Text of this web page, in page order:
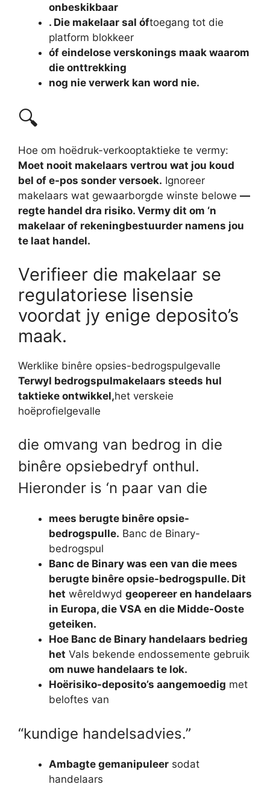
onbeskikbaar
. Die makelaar sal óftoegang tot die
platform blokkeer
óf eindelose verskonings maak waarom
die onttrekking
nog nie verwerk kan word nie.
🔍
Hoe om hoëdruk-verkooptaktieke te vermy:
Moet nooit makelaars vertrou wat jou koud
bel of e-pos sonder versoek. Ignoreer
makelaars wat gewaarborgde winste belowe —
regte handel dra risiko. Vermy dit om ‘n
makelaar of rekeningbestuurder namens jou
te laat handel.
Verifieer die makelaar se
regulatoriese lisensie
voordat jy enige deposito’s
maak.
Werklike binêre opsies-bedrogspulgevalle
Terwyl bedrogspulmakelaars steeds hul
taktieke ontwikkel,het verskeie
hoëprofielgevalle
die omvang van bedrog in die
binêre opsiebedryf onthul.
Hieronder is ‘n paar van die
mees berugte binêre opsie-
bedrogspulle. Banc de Binary-
bedrogspul
Banc de Binary was een van die mees
berugte binêre opsie-bedrogspulle. Dit
het wêreldwyd geopereer en handelaars
in Europa, die VSA en die Midde-Ooste
geteiken.
Hoe Banc de Binary handelaars bedrieg
het Vals bekende endossemente gebruik
om nuwe handelaars te lok.
Hoërisiko-deposito’s aangemoedig met
beloftes van
“kundige handelsadvies.”
Ambagte gemanipuleer sodat
handelaars